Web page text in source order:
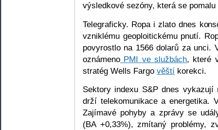
výsledkové sezóny, která se
Telegraficky. Ropa i zlato dnes
vzniklému geoploitickému pnutí.
povyrostlo na 1566 dolarů za unci.
oznámeno PMI ve službách, které
stratég Wells Fargo věští korekci.
Sektory indexu S&P dnes
drží telekomunikace a energetika.
Zajímavé pohyby a zprávy se
(BA +0,33%), zmítaný problémy,